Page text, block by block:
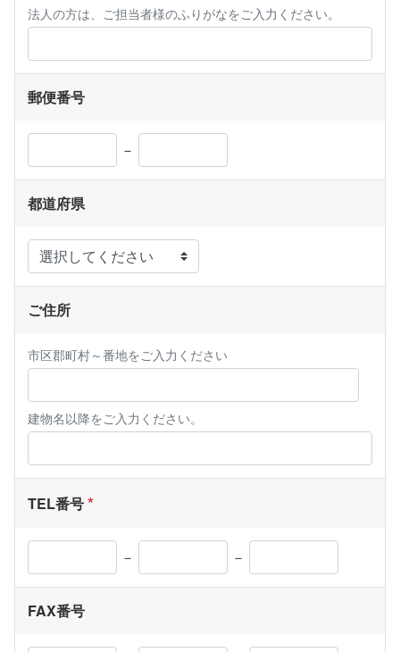
法人の方は、ご担当者様のふりがなをご入力ください。
郵便番号
－
都道府県
ご住所
市区郡町村～番地をご入力ください
建物名以降をご入力ください。
TEL番号
－ －
FAX番号